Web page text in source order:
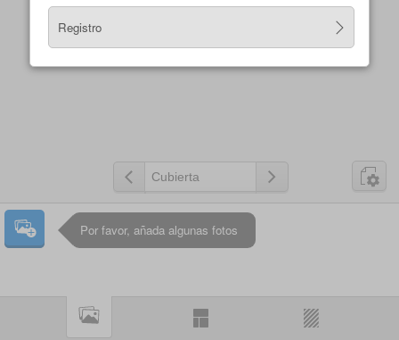
Por favor, añada algunas fotos
Registro